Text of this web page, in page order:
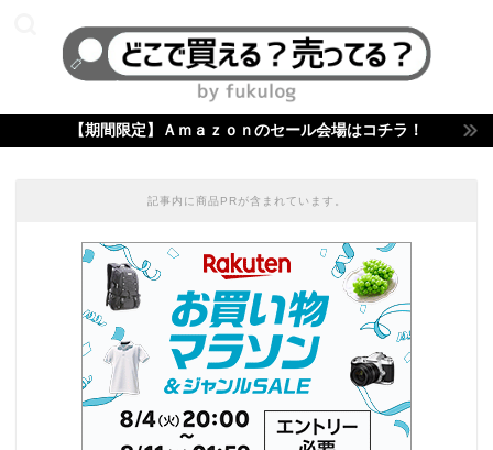
【期間限定】Ａｍａｚｏｎのセール会場はコチラ！
記事内に商品PRが含まれています。